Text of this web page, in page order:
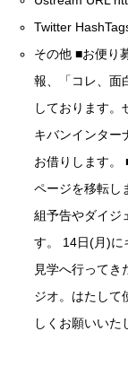
Twitter
その他 ■お便り
報、「コレ、面
しております。
キバンインター
お借りします。
ページを移転し
組予告やダイジ
す。 14日(月)に
見学へ行ってき
ジオ。はたして
しくお願いいた